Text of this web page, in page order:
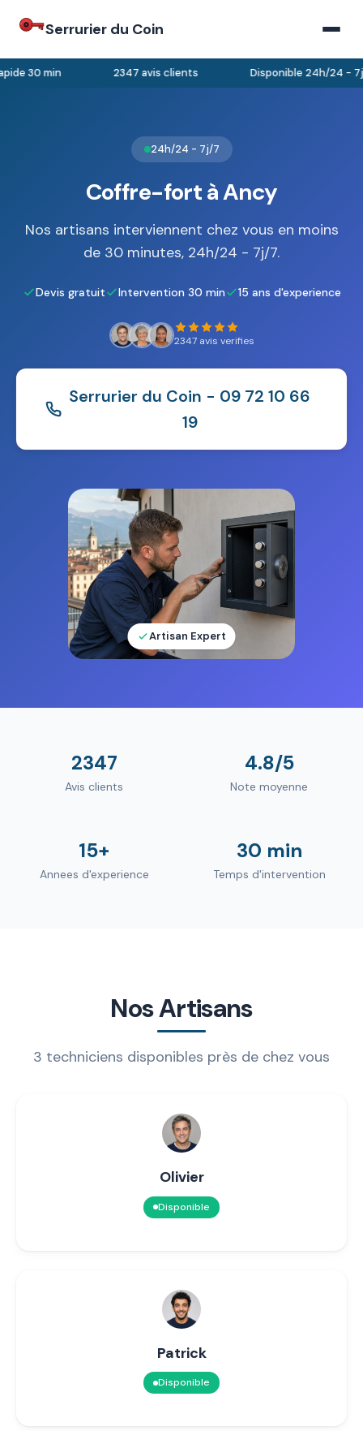
Serrurier du Coin
30 min 2347 avis clients Disponible 24h/24 - 7j/
24h/24 - 7j/7
Coffre-fort à Ancy
Nos artisans interviennent chez vous en moins
de 30 minutes, 24h/24 - 7j/7.
Devis gratuit Intervention 30 min 15 ans d'experience
2347 avis verifies
Serrurier du Coin - 09 72 10 66
19
Artisan Expert
2347
Avis clients
4.8/5
Note moyenne
15+
Annees d'experience
30 min
Temps d'intervention
Nos Artisans
3 techniciens disponibles près de chez vous
Olivier
Disponible
Patrick
Disponible